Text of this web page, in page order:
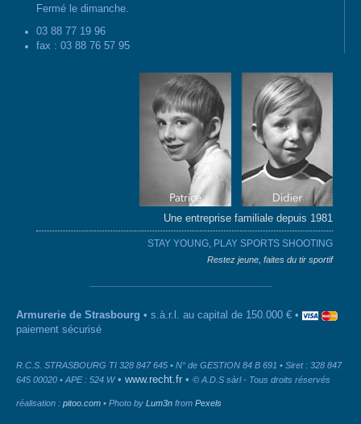
Fermé le dimanche.
03 88 77 19 96
fax : 03 88 76 57 95
Une entreprise familiale depuis 1981
STAY YOUNG, PLAY SPORTS SHOOTING
Restez jeune, faites du tir sportif
Armurerie de Strasbourg • s.à.r.l. au capital de 150.000 € •
paiement sécurisé
R.C.S. STRASBOURG TI 328 847 645 • N° de GESTION 84 B 691 • Siret : 328 847
645 00020 • APE : 524 W• www.recht.fr • © A.D.S sàrl - Tous droits réservés
réalisation : pitoo.com • Photo by Lum3n from Pexels